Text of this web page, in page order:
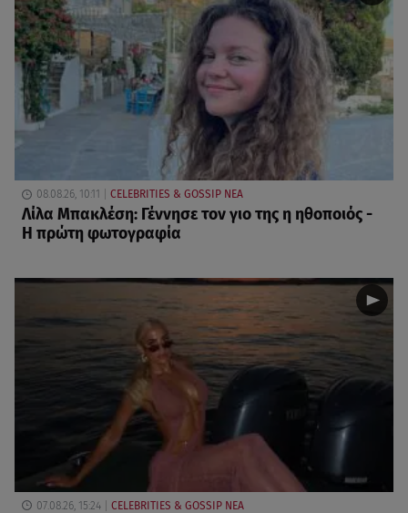
08.08.26, 10:11 CELEBRITIES & GOSSIP ΝΕΑ
Λίλα Μπακλέση: Γέννησε τον γιο της η ηθοποιός -
Η πρώτη φωτογραφία
07.08.26, 15:24 CELEBRITIES & GOSSIP ΝΕΑ